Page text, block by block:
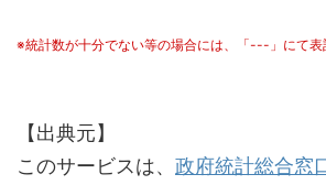
※統計数が十分でない等の場合には、「---」にて表
【出典元】
このサービスは、 政府統計総合窓